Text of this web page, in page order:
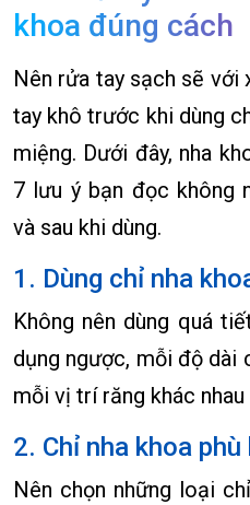
khoa đúng cách
Nên rửa tay sạch sẽ với
tay khô trước khi dùng
miệng. Dưới đây, nha
7 lưu ý bạn đọc không
và sau khi dùng.
1. Dùng chỉ nha
Không nên dùng quá
dụng ngược, mỗi độ dài
mỗi vị trí răng khác nhau
2. Chỉ nha khoa phù
Nên chọn những loại